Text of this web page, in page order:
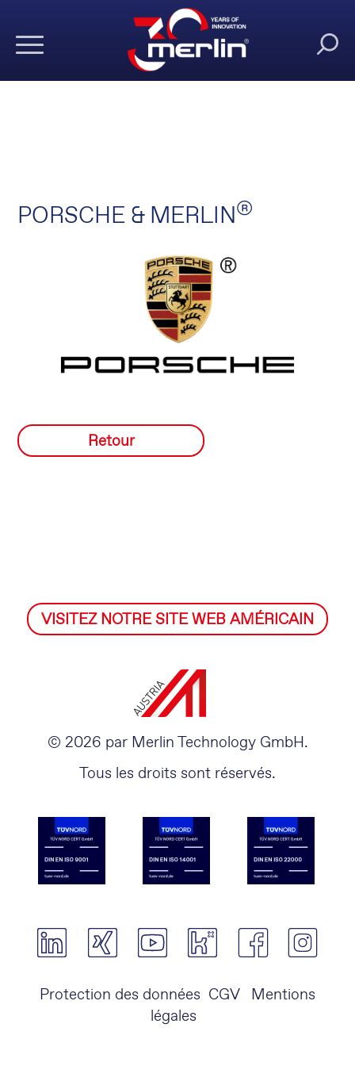
PORSCHE & MERLIN®
Retour
VISITEZ NOTRE SITE WEB AMÉRICAIN
© 2026 par Merlin Technology GmbH.
Tous les droits sont réservés.
Protection des données CGV
Mentions
légales